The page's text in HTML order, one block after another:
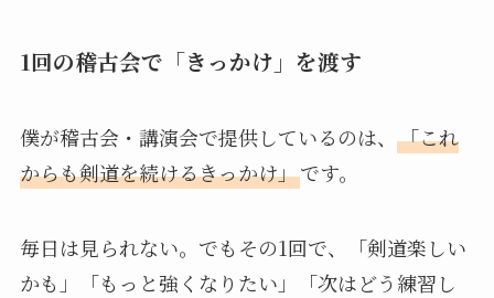
1回の稽古会で「きっかけ」を渡す
僕が稽古会・講演会で提供しているのは、 「これ
からも剣道を続けるきっかけ」です。
毎日は見られない。でもその1回で、「剣道楽しい
かも」「もっと強くなりたい」「次はどう練習し